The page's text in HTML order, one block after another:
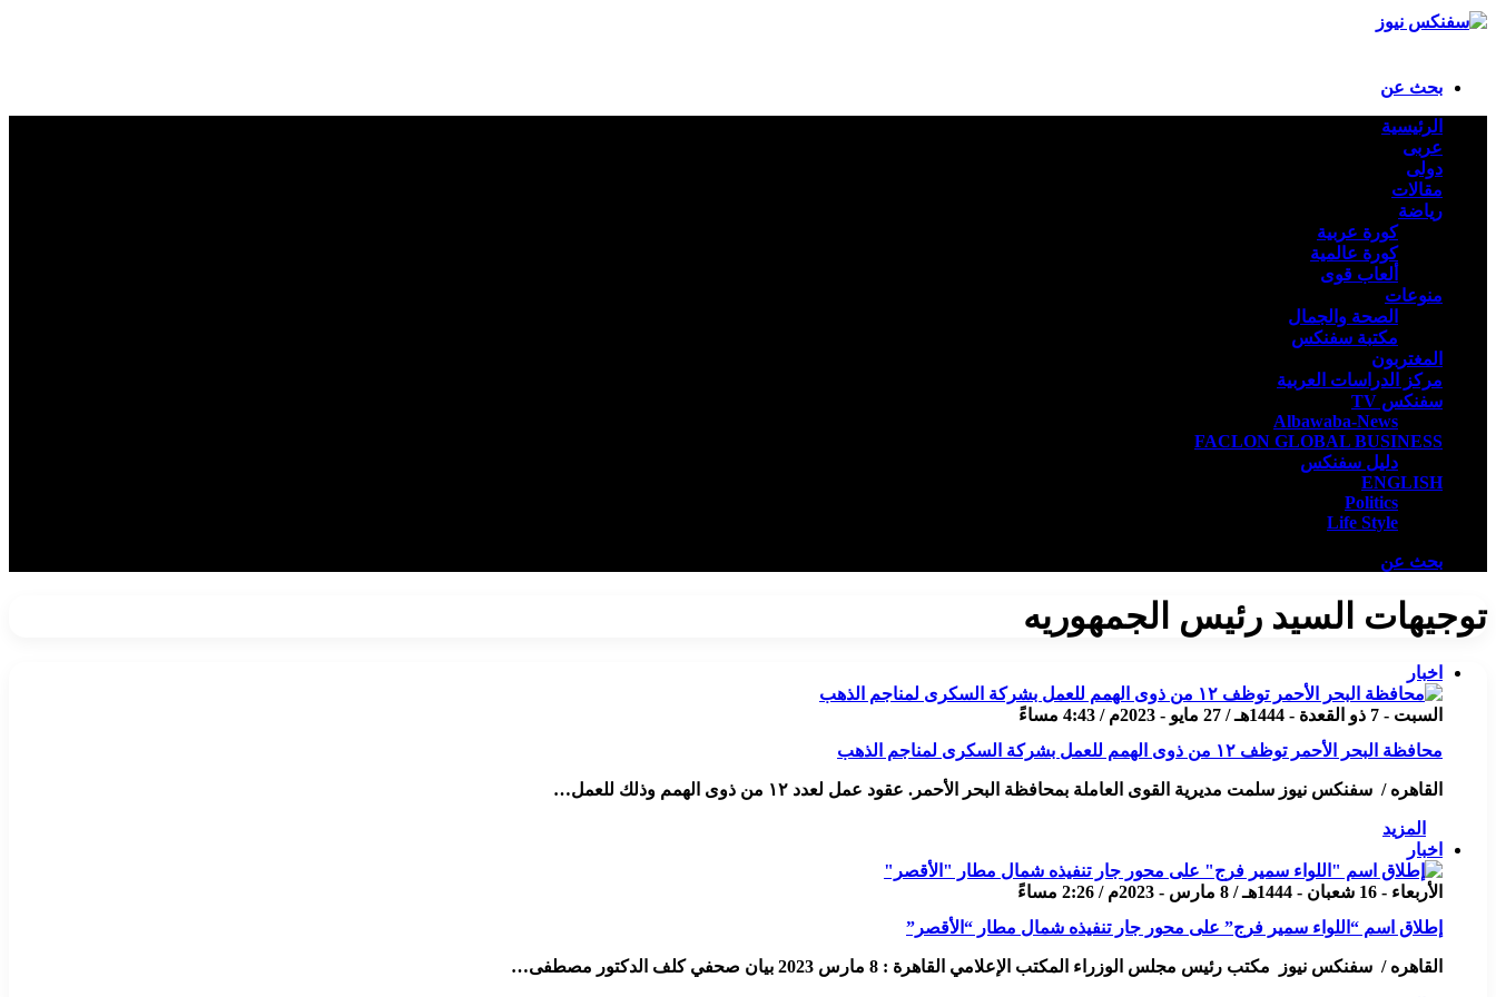
بحث عن
الرئيسية
عربى
دولى
مقالات
رياضة
كورة عربية
كورة عالمية
ألعاب قوى
منوعات
الصحة والجمال
مكتبة سفنكس
المغتربون
مركز الدراسات العربية
سفنكس TV
Albawaba-News
FACLON GLOBAL BUSINESS
دليل سفنكس
ENGLISH
Politics
Life Style
بحث عن
توجيهات السيد رئيس الجمهوريه
اخبار
السبت - 7 ذو القعدة - 1444هـ / 27 مايو - 2023م / 4:43 مساءً
محافظة البحر الأحمر توظف ١٢ من ذوى الهمم للعمل بشركة السكرى لمناجم الذهب
القاهره / سفنكس نيوز سلمت مديرية القوى العاملة بمحافظة البحر الأحمر. عقود عمل لعدد ١٢ من ذوى الهمم وذلك للعمل…
المزيد
اخبار
الأربعاء - 16 شعبان - 1444هـ / 8 مارس - 2023م / 2:26 مساءً
إطلاق اسم “اللواء سمير فرج” على محور جار تنفيذه شمال مطار “الأقصر”
القاهره / سفنكس نيوز مكتب رئيس مجلس الوزراء المكتب الإعلامي القاهرة : 8 مارس 2023 بيان صحفي كلف الدكتور مصطفى…